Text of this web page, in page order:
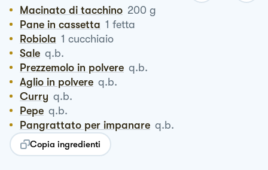
Macinato di tacchino 200 g
Pane in cassetta 1 fetta
Robiola 1 cucchiaio
Sale q.b.
Prezzemolo in polvere q.b.
Aglio in polvere q.b.
Curry q.b.
Pepe q.b.
Pangrattato per impanare q.b.
Copia ingredienti